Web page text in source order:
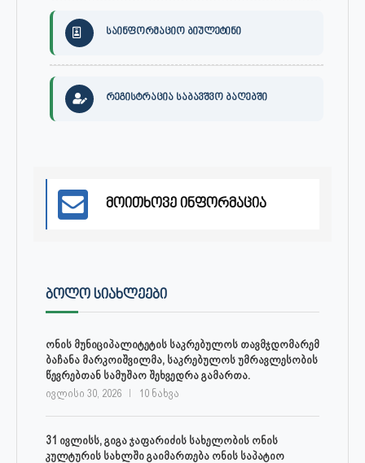
საინფორმაციო ბიულეტინი
რეგისტრაცია საბავშვო ბაღებში
მოითხოვე ინფორმაცია
ᲑᲝᲚᲝ ᲡᲘᲐᲮᲚᲔᲔᲑᲘ
ონის მუნიციპალიტეტის საკრებულოს თავმჯდომარემ
ბაჩანა მარკოიშვილმა, საკრებულოს უმრავლესობის
წევრებთან სამუშაო შეხვედრა გამართა.
ივლისი 30, 2026 10 ნახვა
31 ივლისს, გიგა ჯაფარიძის სახელობის ონის
კულტურის სახლში გაიმართება ონის საპატიო